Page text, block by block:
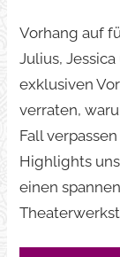
Vorhang auf
Julius,
exklusiven
verraten,
Fall
Highlights
einen